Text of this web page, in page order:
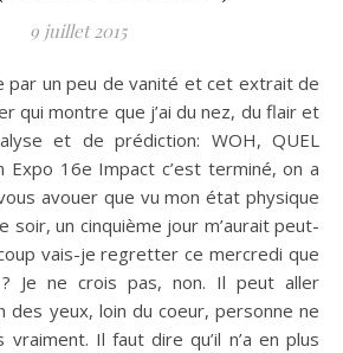
9 juillet 2015
qui montre que j’ai du nez, du flair et
et de prédiction: WOH, QUEL
Expo 16e Impact c’est terminé, on a
avouer que vu mon état physique
soir, un cinquième jour m’aurait peut-
vais-je regretter ce mercredi que
? Je ne crois pas, non. Il peut aller
des yeux, loin du coeur, personne ne
Il faut dire qu’il n’a en plus